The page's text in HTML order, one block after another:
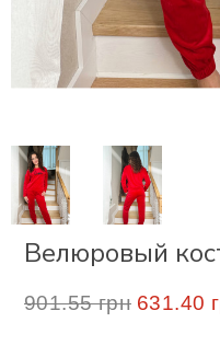
Велюровый
901.55 грн 631.40